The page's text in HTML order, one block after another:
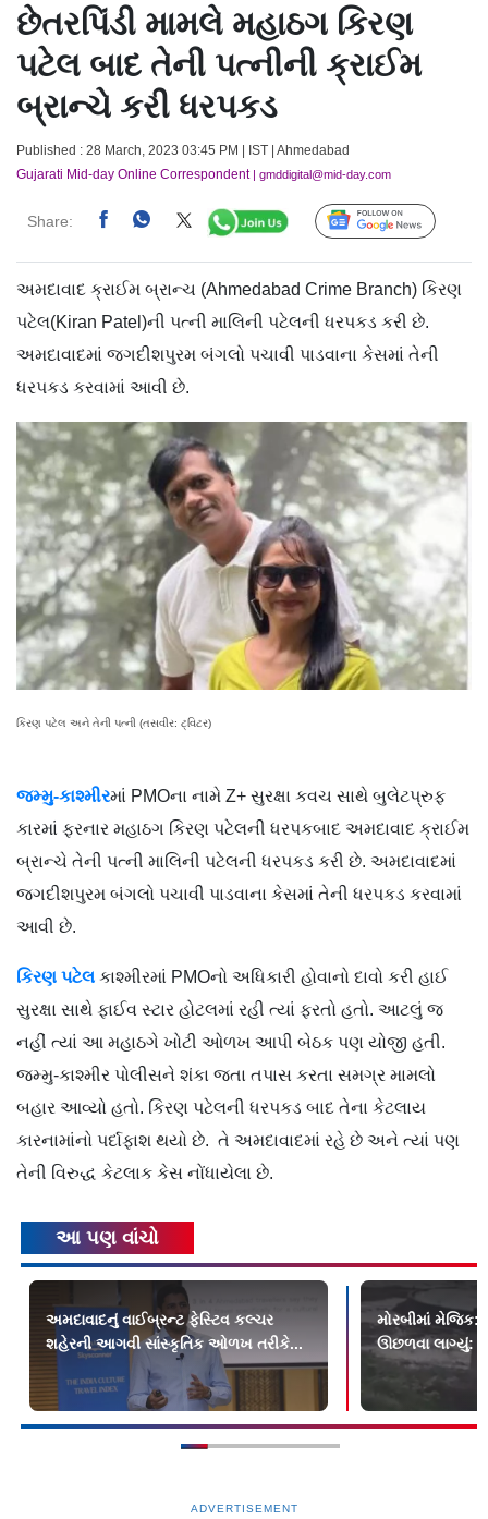
છેતરપિંડી મામલે મહાઠગ કિરણ
પટેલ બાદ તેની પત્નીની ક્રાઈમ
બ્રાન્ચે કરી ધરપકડ
Published : 28 March, 2023 03:45 PM | IST | Ahmedabad
Gujarati Mid-day Online Correspondent| gmddigital@mid-day.com
Share: Follow Us
અમદાવાદ ક્રાઈમ બ્રાન્ચ (Ahmedabad Crime Branch) કિરણ
પટેલ(Kiran Patel)ની પત્ની માલિની પટેલની ધરપકડ કરી છે.
અમદાવાદમાં જગદીશપુરમ બંગલો પચાવી પાડવાના કેસમાં તેની
ધરપકડ કરવામાં આવી છે.
કિરણ પટેલ અને તેની પત્ની (તસવીર: ટ્વિટર)
જમ્મુ-કાશ્મીરમાં PMOના નામે Z+ સુરક્ષા કવચ સાથે બુલેટપ્રુફ
કારમાં ફરનાર મહાઠગ કિરણ પટેલની ધરપકબાદ અમદાવાદ ક્રાઈમ
બ્રાન્ચે તેની પત્ની માલિની પટેલની ધરપકડ કરી છે. અમદાવાદમાં
જગદીશપુરમ બંગલો પચાવી પાડવાના કેસમાં તેની ધરપકડ કરવામાં
આવી છે.
કિરણ પટેલ કાશ્મીરમાં PMOનો અધિકારી હોવાનો દાવો કરી હાઈ
સુરક્ષા સાથે ફાઈવ સ્ટાર હોટલમાં રહી ત્યાં ફરતો હતો. આટલું જ
નહીં ત્યાં આ મહાઠગે ખોટી ઓળખ આપી બેઠક પણ યોજી હતી.
જમ્મુ-કાશ્મીર પોલીસને શંકા જતા તપાસ કરતા સમગ્ર મામલો
બહાર આવ્યો હતો. કિરણ પટેલની ધરપકડ બાદ તેના કેટલાય
કારનામાંનો પર્દાફાશ થયો છે. તે અમદાવાદમાં રહે છે અને ત્યાં પણ
તેની વિરુદ્ધ કેટલાક કેસ નોંધાયેલા છે.
આ પણ વાંચો
અમદાવાદનું વાઈબ્રન્ટ ફેસ્ટિવ કલ્ચર
શહેરની આગવી સાંસ્કૃતિક ઓળખ તરીકે...
મોરબીમાં મેજિક:
ઊછળવા લાગ્યું:
ADVERTISEMENT